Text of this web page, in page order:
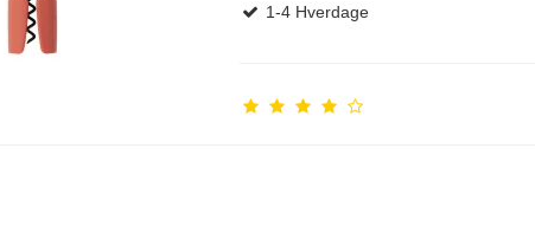
1-4 Hverdage